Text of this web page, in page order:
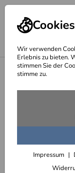
Cookies
Wir verwenden
Erlebnis zu bieten.
stimmen Sie der
stimme zu.
Impressum
Startseite
Seite 5 -
Filter (3)